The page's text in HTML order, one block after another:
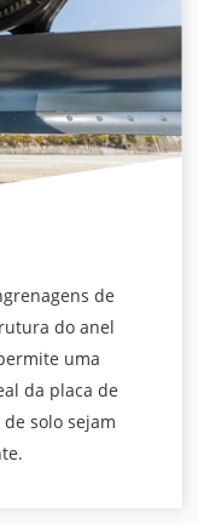
de
do anel
uma
da placa de
solo sejam